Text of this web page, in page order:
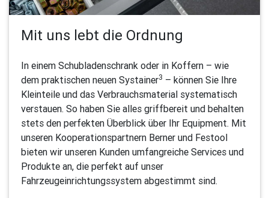
Mit uns lebt die Ordnung
In einem Schubladenschrank oder in Koffern – wie
dem praktischen neuen Systainer3 – können Sie Ihre
Kleinteile und das Verbrauchsmaterial systematisch
verstauen. So haben Sie alles griffbereit und behalten
stets den perfekten Überblick über Ihr Equipment. Mit
unseren Kooperationspartnern Berner und Festool
bieten wir unseren Kunden umfangreiche Services und
Produkte an, die perfekt auf unser
Fahrzeugeinrichtungssystem abgestimmt sind.